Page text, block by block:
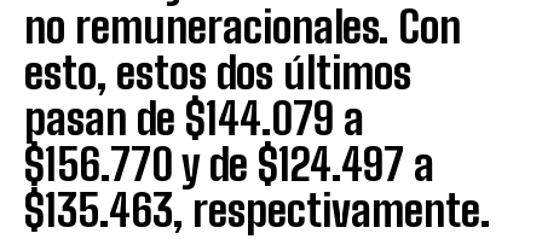
no remuneracionales. Con
esto, estos dos últimos
pasan de $144.079 a
$156.770 y de $124.497 a
$135.463, respectivamente.